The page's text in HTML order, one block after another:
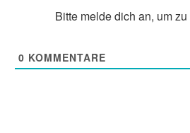
Bitte melde dich an, um
0 KOMMENTARE